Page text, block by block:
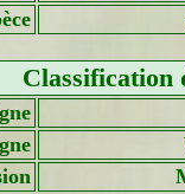
Classification